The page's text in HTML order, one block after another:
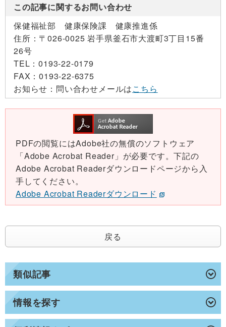
類似記事
情報を探す
この記事に関するお問い合わせ
保健福祉部 健康保険課 健康推進係
住所： 〒026-0025 岩手県釜石市大渡町3丁目15番
26号
TEL：0193-22-0179
FAX：0193-22-6375
お知らせ： 問い合わせメールはこちら
PDFの閲覧にはAdobe社の無償のソフトウェア
「Adobe Acrobat Reader」が必要です。下記の
Adobe Acrobat Readerダウンロードページから入
手してください。
Adobe Acrobat Readerダウンロード
戻る